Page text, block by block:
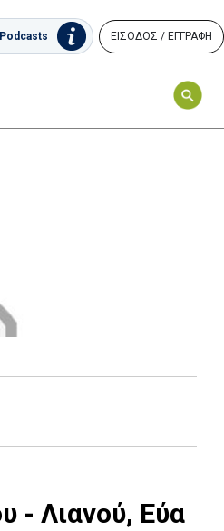
Podcasts ΕΙΣΟΔΟΣ / ΕΓΓΡΑΦΗ
- Λιανού, Εύα